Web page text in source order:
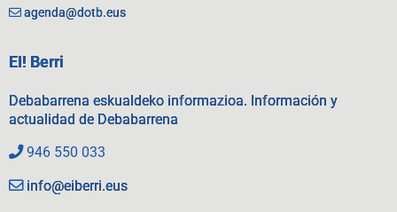
agenda@dotb.eus
EI! Berri
Debabarrena eskualdeko informazioa. Información y
actualidad de Debabarrena
946 550 033
info@eiberri.eus